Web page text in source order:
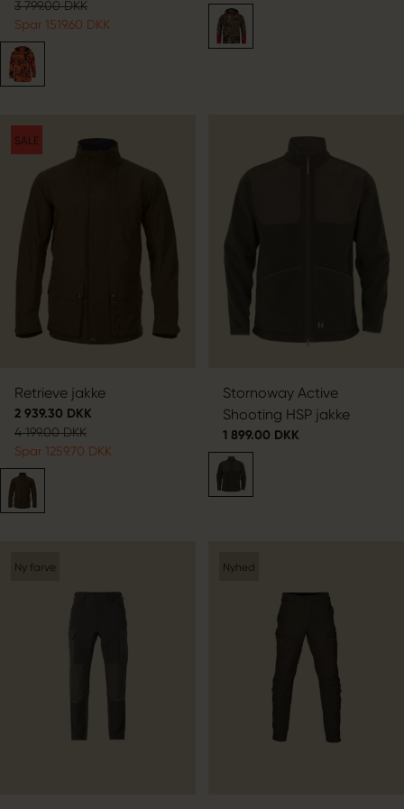
3 799.00 DKK
Spar 1519.60 DKK
SALE
Retrieve jakke
2 939.30 DKK
4 199.00 DKK
Spar 1259.70 DKK
Stornoway Active
Shooting HSP jakke
1 899.00 DKK
Ny farve Nyhed